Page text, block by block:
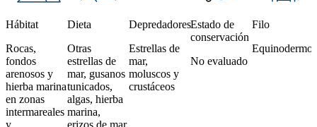
Hábitat
Rocas,
fondos
arenosos y
hierba marina
en zonas
intermareales
y
Dieta
Otras
estrellas de
mar, gusanos
tunicados,
algas, hierba
marina,
erizos de mar,
Depredadores
Estrellas de
mar,
moluscos y
crustáceos
Estado de
conservación
No evaluado
Filo
Equinodermos